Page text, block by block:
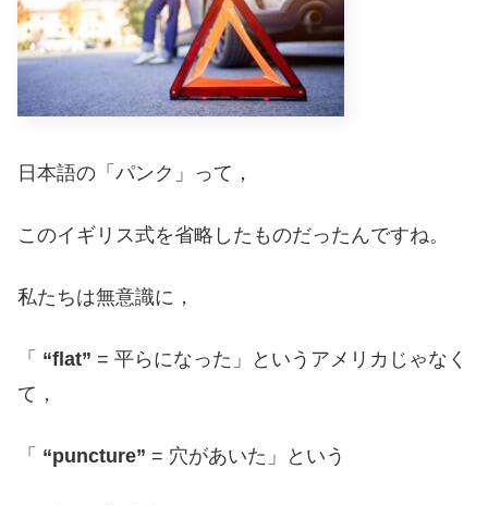
日本語の「パンク」って，
このイギリス式を省略したものだったんですね。
私たちは無意識に，
「 “flat” = 平らになった」というアメリカじゃなく
て，
「 “puncture” = 穴があいた」という